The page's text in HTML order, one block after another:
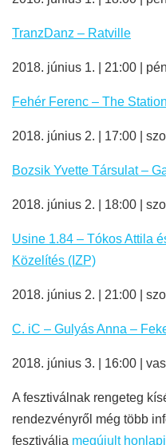
TranzDanz – Ratville
2018. június 1. | 21:00 |
Fehér Ferenc – The Station
2018. június 2. | 17:00 |
Bozsik Yvette Társulat –
2018. június 2. | 18:00 |
Usine 1.84 – Tókos Attila
Közelítés (IZP)
2018. június 2. | 21:00 |
C. iC – Gulyás Anna –
2018. június 3. | 16:00 |
A fesztivál nak rengeteg
rendezvényről még több
fesztiválja megújult